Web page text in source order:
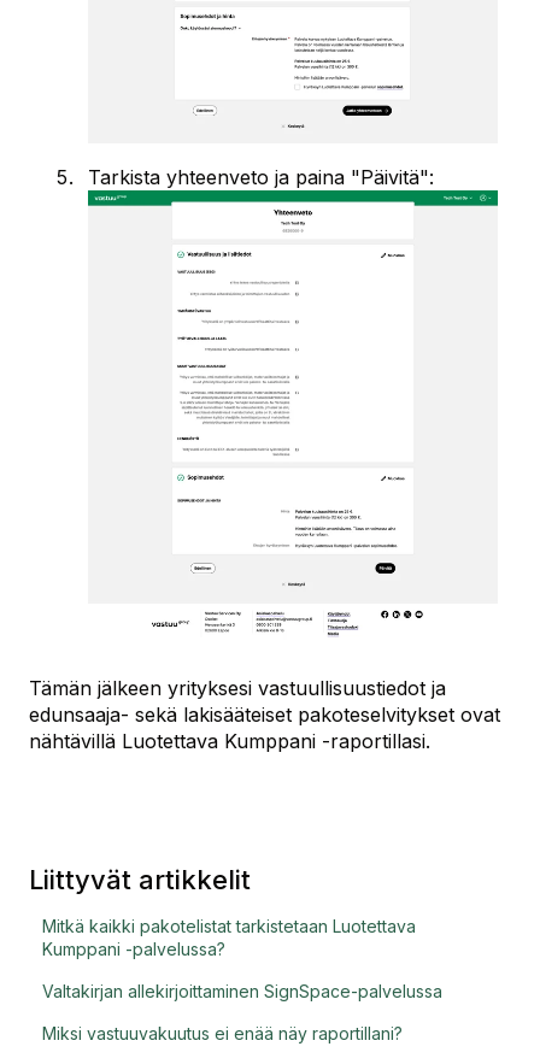
Tarkista yhteenveto ja paina "Päivitä":
Tämän jälkeen yrityksesi vastuullisuustiedot ja
edunsaaja- sekä lakisääteiset pakoteselvitykset ovat
nähtävillä Luotettava Kumppani -raportillasi.
Liittyvät artikkelit
Mitkä kaikki pakotelistat tarkistetaan Luotettava
Kumppani -palvelussa?
Valtakirjan allekirjoittaminen SignSpace-palvelussa
Miksi vastuuvakuutus ei enää näy raportillani?